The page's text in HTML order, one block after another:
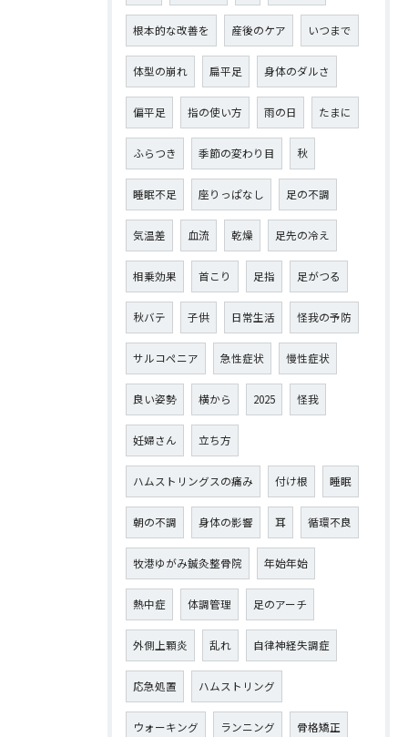
根本的な改善を 産後のケア いつまで
体型の崩れ 扁平足 身体のダルさ
偏平足 指の使い方 雨の日 たまに
ふらつき 季節の変わり目 秋
睡眠不足 座りっぱなし 足の不調
気温差 血流 乾燥 足先の冷え
相乗効果 首こり 足指 足がつる
秋バテ 子供 日常生活 怪我の予防
サルコペニア 急性症状 慢性症状
良い姿勢 横から 2025 怪我
妊婦さん 立ち方
ハムストリングスの痛み 付け根 睡眠
朝の不調 身体の影響 耳 循環不良
牧港ゆがみ鍼灸整骨院 年始年始
熱中症 体調管理 足のアーチ
外側上顆炎 乱れ 自律神経失調症
応急処置 ハムストリング
ウォーキング ランニング 骨格矯正